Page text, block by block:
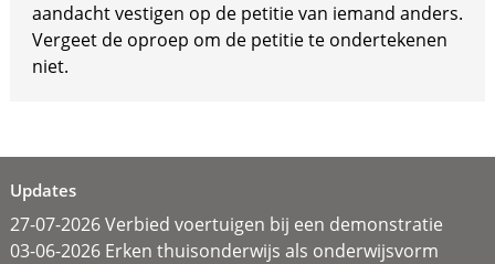
aandacht vestigen op de petitie van iemand anders.
Vergeet de oproep om de petitie te ondertekenen
niet.
Updates
27-07-2026 Verbied voertuigen bij een demonstratie
03-06-2026 Erken thuisonderwijs als onderwijsvorm